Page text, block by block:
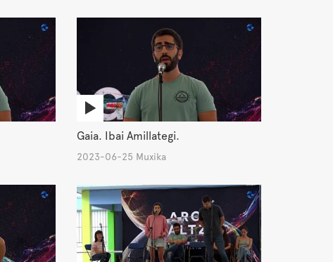
Gaia. Ibai Amillategi.
2023-06-25 Muxika